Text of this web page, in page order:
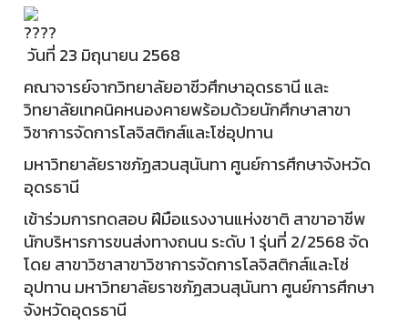
วันที่ 23 มิถุนายน 2568
คณาจารย์จากวิทยาลัยอาชีวศึกษาอุดรธานี และ
วิทยาลัยเทคนิคหนองคายพร้อมด้วยนักศึกษาสาขา
วิชาการจัดการโลจิสติกส์และโซ่อุปทาน
มหาวิทยาลัยราชภัฏสวนสุนันทา ศูนย์การศึกษาจังหวัด
อุดรธานี
เข้าร่วมการทดสอบ ฝีมือแรงงานแห่งชาติ สาขาอาชีพ
นักบริหารการขนส่งทางถนน ระดับ 1 รุ่นที่ 2/2568 จัด
โดย สาขาวิชาสาขาวิชาการจัดการโลจิสติกส์และโซ่
อุปทาน มหาวิทยาลัยราชภัฏสวนสุนันทา ศูนย์การศึกษา
จังหวัดอุดรธานี